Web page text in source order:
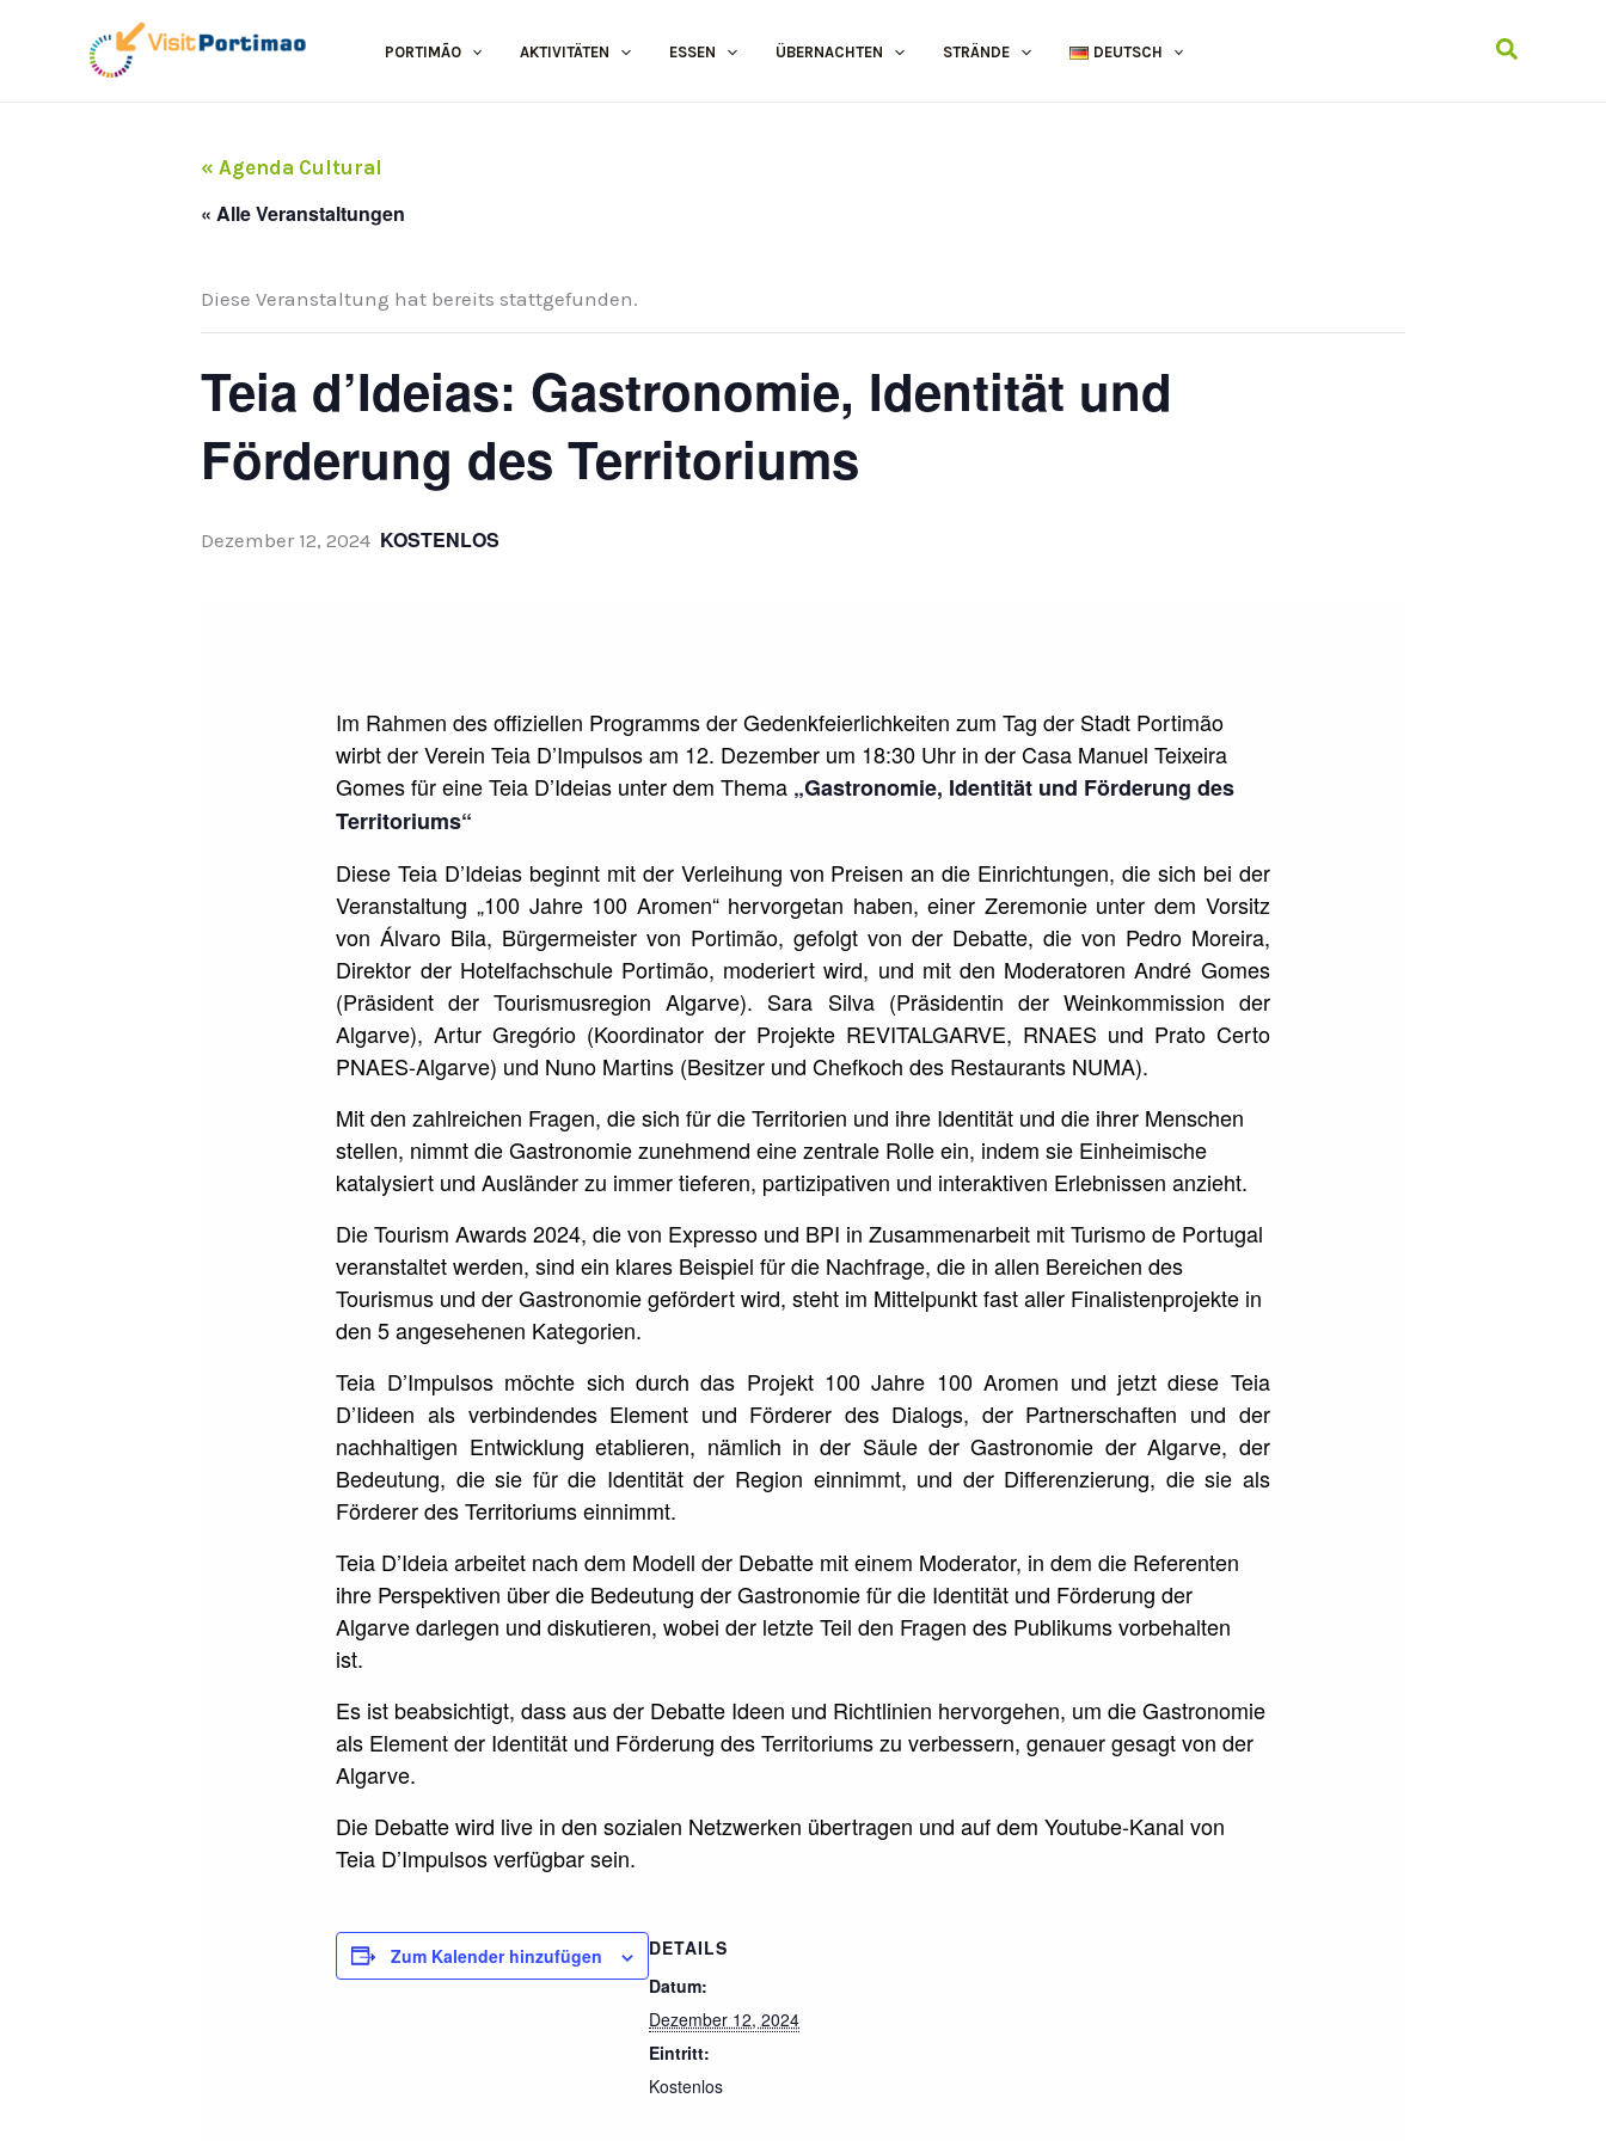
PORTIMÃO AKTIVITÄTEN ESSEN ÜBERNACHTEN STRÄNDE DEUTSCH Suchen
« Agenda Cultural
« Alle Veranstaltungen
Diese Veranstaltung hat bereits stattgefunden.
Teia d’Ideias: Gastronomie, Identität und
Förderung des Territoriums
Dezember 12, 2024 KOSTENLOS
Im Rahmen des offiziellen Programms der Gedenkfeierlichkeiten zum Tag der Stadt Portimão
wirbt der Verein Teia D’Impulsos am 12. Dezember um 18:30 Uhr in der Casa Manuel Teixeira
Gomes für eine Teia D’Ideias unter dem Thema „Gastronomie, Identität und Förderung des
Territoriums“
Diese Teia D’Ideias beginnt mit der Verleihung von Preisen an die Einrichtungen, die sich bei der
Veranstaltung „100 Jahre 100 Aromen“ hervorgetan haben, einer Zeremonie unter dem Vorsitz
von Álvaro Bila, Bürgermeister von Portimão, gefolgt von der Debatte, die von Pedro Moreira,
Direktor der Hotelfachschule Portimão, moderiert wird, und mit den Moderatoren André Gomes
(Präsident der Tourismusregion Algarve). Sara Silva (Präsidentin der Weinkommission der
Algarve), Artur Gregório (Koordinator der Projekte REVITALGARVE, RNAES und Prato Certo
PNAES-Algarve) und Nuno Martins (Besitzer und Chefkoch des Restaurants NUMA).
Mit den zahlreichen Fragen, die sich für die Territorien und ihre Identität und die ihrer Menschen
stellen, nimmt die Gastronomie zunehmend eine zentrale Rolle ein, indem sie Einheimische
katalysiert und Ausländer zu immer tieferen, partizipativen und interaktiven Erlebnissen anzieht.
Die Tourism Awards 2024, die von Expresso und BPI in Zusammenarbeit mit Turismo de Portugal
veranstaltet werden, sind ein klares Beispiel für die Nachfrage, die in allen Bereichen des
Tourismus und der Gastronomie gefördert wird, steht im Mittelpunkt fast aller Finalistenprojekte in
den 5 angesehenen Kategorien.
Teia D’Impulsos möchte sich durch das Projekt 100 Jahre 100 Aromen und jetzt diese Teia
D’Iideen als verbindendes Element und Förderer des Dialogs, der Partnerschaften und der
nachhaltigen Entwicklung etablieren, nämlich in der Säule der Gastronomie der Algarve, der
Bedeutung, die sie für die Identität der Region einnimmt, und der Differenzierung, die sie als
Förderer des Territoriums einnimmt.
Teia D’Ideia arbeitet nach dem Modell der Debatte mit einem Moderator, in dem die Referenten
ihre Perspektiven über die Bedeutung der Gastronomie für die Identität und Förderung der
Algarve darlegen und diskutieren, wobei der letzte Teil den Fragen des Publikums vorbehalten
ist.
Es ist beabsichtigt, dass aus der Debatte Ideen und Richtlinien hervorgehen, um die Gastronomie
als Element der Identität und Förderung des Territoriums zu verbessern, genauer gesagt von der
Algarve.
Die Debatte wird live in den sozialen Netzwerken übertragen und auf dem Youtube-Kanal von
Teia D’Impulsos verfügbar sein.
Zum Kalender hinzufügen
DETAILS
Datum:
Dezember 12, 2024
Eintritt:
Kostenlos